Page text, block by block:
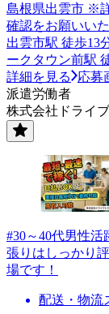
島根県出雲市 ※
確認をお願いい
出雲市駅 徒歩13
ークタウン前駅
詳細を見る
応募
派遣労働者
株式会社ドライ
#30～40代男性
張りはしっかり
場です！
配送・物流